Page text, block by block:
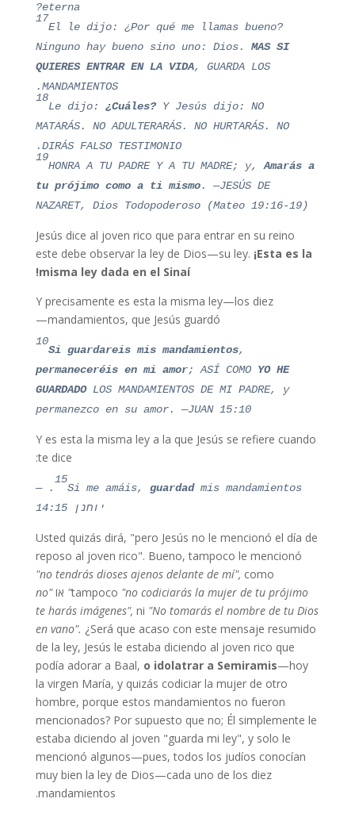
eterna?
17
El le dijo: ¿Por qué me llamas bueno?
Ninguno hay bueno sino uno: Dios. MAS SI
QUIERES ENTRAR EN LA VIDA, GUARDA LOS
MANDAMIENTOS.
18
Le dijo: ¿Cuáles?Y Jesús dijo: NO
MATARÁS. NO ADULTERARÁS. NO HURTARÁS. NO
DIRÁS FALSO TESTIMONIO.
19
HONRA A TU PADRE Y A TU MADRE; y,Amarás a
tu prójimo como a ti mismo. —JESÚS DE
NAZARET, Dios Todopoderoso (Mateo 19:16-19)
Jesús dice al joven rico que para entrar en su reino
este debe observar la ley de Dios—su ley. ¡Esta es la
misma ley dada en el Sinaí!
Y precisamente es esta la misma ley—los diez
mandamientos, que Jesús guardó—
10
Si guardareis mis mandamientos,
permaneceréis en mi amor; ASÍ COMO YO HE
GUARDADOLOS MANDAMIENTOS DE MI PADRE, y
permanezco en su amor. —JUAN 15:10
Y es esta la misma ley a la que Jesús se refiere cuando
te dice:
15
Si me amáis, guardadmis mandamientos.
—
יוחנן 14:15
Usted quizás dirá, "pero Jesús no le mencionó el día de
reposo al joven rico". Bueno, tampoco le mencionó
"no tendrás dioses ajenos delante de mí", como
tampoco "no codiciarás la mujer de tu prójimo" אוֹ "no
te harás imágenes", ni "No tomarás el nombre de tu Dios
en vano". ¿Será que acaso con este mensaje resumido
de la ley, Jesús le estaba diciendo al joven rico que
podía adorar a Baal, o idolatrar a Semiramis—hoy
la virgen María, y quizás codiciar la mujer de otro
hombre, porque estos mandamientos no fueron
mencionados? Por supuesto que no; Él simplemente le
estaba diciendo al joven "guarda mi ley", y solo le
mencionó algunos—pues, todos los judíos conocían
muy bien la ley de Dios—cada uno de los diez
mandamientos.